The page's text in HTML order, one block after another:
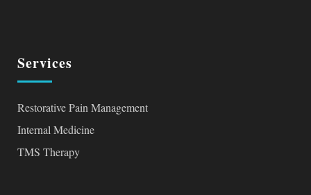
Services
Restorative Pain Management
Internal Medicine
TMS Therapy